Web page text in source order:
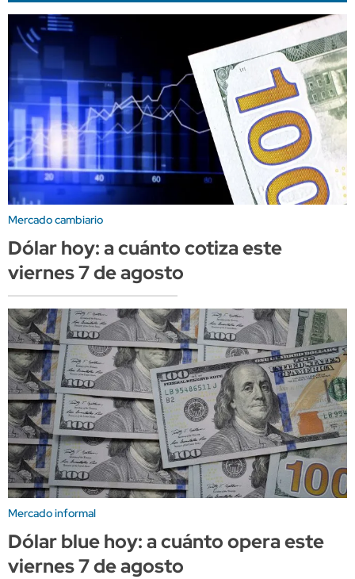
Mercado cambiario
Dólar hoy: a cuánto cotiza este
viernes 7 de agosto
Mercado informal
Dólar blue hoy: a cuánto opera este
viernes 7 de agosto